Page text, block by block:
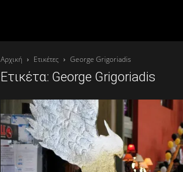
Αρχική Ετικέτες George Grigoriadis
Ετικέτα: George Grigoriadis